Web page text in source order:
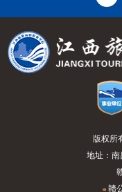
版权所
地址：南
赣